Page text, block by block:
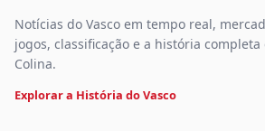
Notícias do Vasco em tempo real,
jogos, classificação e a história
Colina.
Explorar a História do Vasco